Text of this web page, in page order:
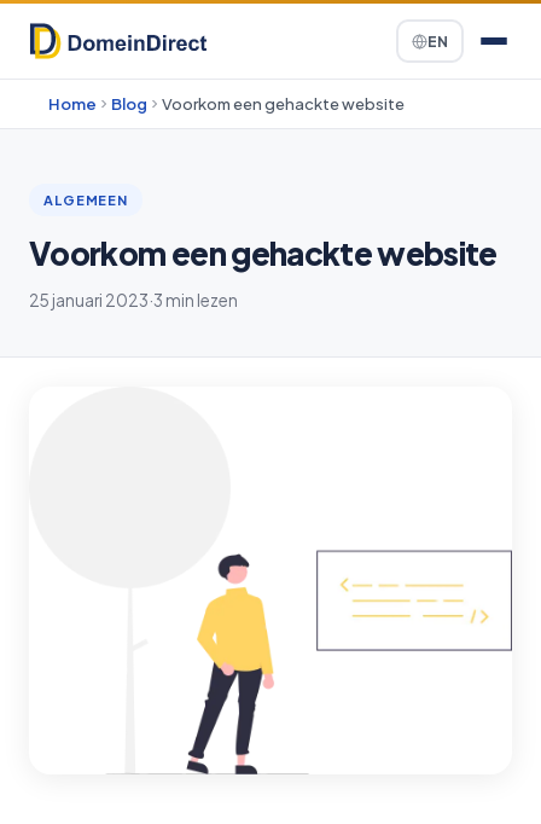
EN
Home Blog Voorkom een gehackte website
ALGEMEEN
Voorkom een gehackte website
25 januari 2023·3 min lezen